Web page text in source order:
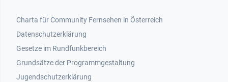
Footer 1
Charta für Community Fernsehen in Österreich
Datenschutzerklärung
Gesetze im Rundfunkbereich
Grundsätze der Programmgestaltung
Jugendschutzerklärung